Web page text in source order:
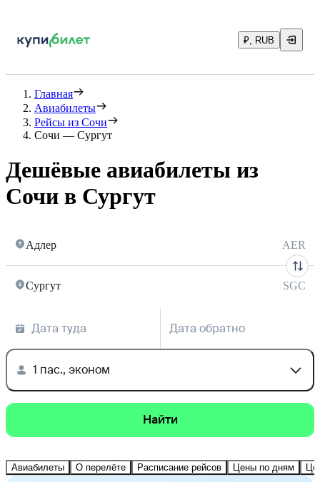
₽, RUB
Главная
Авиабилеты
Рейсы из Сочи
Сочи — Сургут
Дешёвые авиабилеты из
Сочи в Сургут
Адлер AER
Сургут SGC
Дата туда Дата обратно
1 пас., эконом
Найти
Авиабилеты О перелёте Расписание рейсов Цены по дням